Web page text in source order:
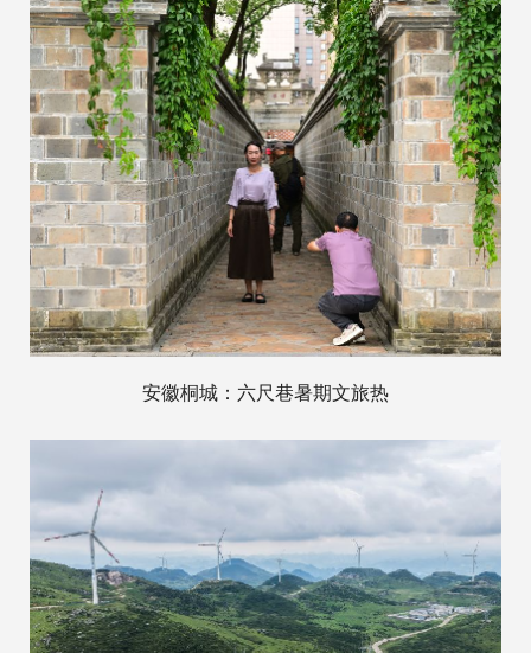
安徽桐城：六尺巷暑期文旅热